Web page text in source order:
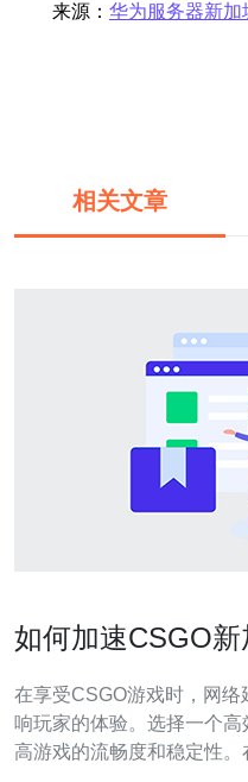
来源： 华为服务器新加
相关文章
如何加速CSGO
在享受CSGO游戏时，网
响玩家的体验。选择一个
高游戏的流畅度和稳定性